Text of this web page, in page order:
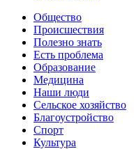
Общество
Происшествия
Полезно знать
Есть проблема
Образование
Медицина
Наши люди
Сельское хозяйство
Благоустройство
Спорт
Культура